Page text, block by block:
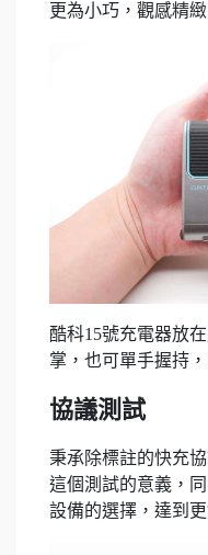
更為小巧，觀感精
酷科15號充電器放
掌，也可單手握持
協議測試
秉承除標註的快充
這個測試的​​意義，
設備的選擇，達到